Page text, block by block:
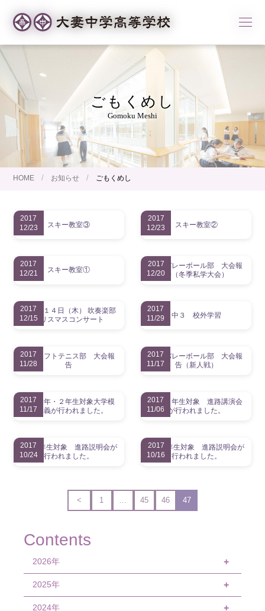
ごもくめし
Gomoku Meshi
HOME / お知らせ / ごもくめし
Contents
2026年 +
8月
7月
2025年 +
12月
2024年 +
2017
12/23
スキー教室③
2017
12/23
スキー教室②
2017
12/21
スキー教室①
2017
12/20
高校バレーボール部 大会報
告（冬季私学大会）
2017
12/15
１２月１４日（木） 吹奏楽部
クリスマスコンサート
2017
11/29
中３ 校外学習
2017
11/28
中学ソフトテニス部 大会報
告
2017
11/17
高校バレーボール部 大会報
告（新人戦）
2017
11/17
高校１年・２年生対象大学模
擬講義が行われました。
2017
11/06
中学３年生対象 進路講演会
が行われました。
2017
10/24
高校2年生対象 進路説明会が
行われました。
2017
10/16
高校1年生対象 進路説明会が
行われました。
1 … 45 46 47